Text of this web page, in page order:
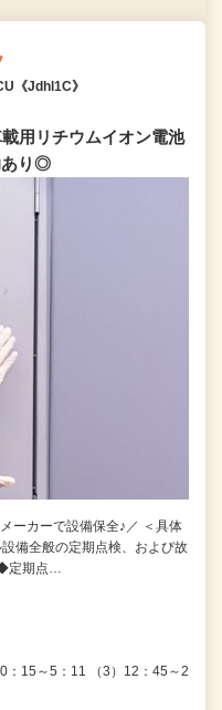
《Jdhl1C》
載用リチウムイオン電池
あり◎
ーカーで設備保全♪／ ＜具体
備全般の定期点検、および故
◆定期点…
：15～5：11 （3）12：45～2